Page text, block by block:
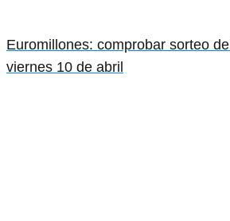
Euromillones: comprobar sorteo del
viernes 10 de abril